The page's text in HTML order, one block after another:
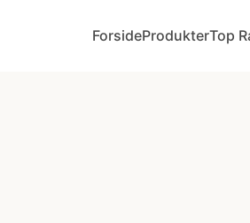
ForsideProdukterTop